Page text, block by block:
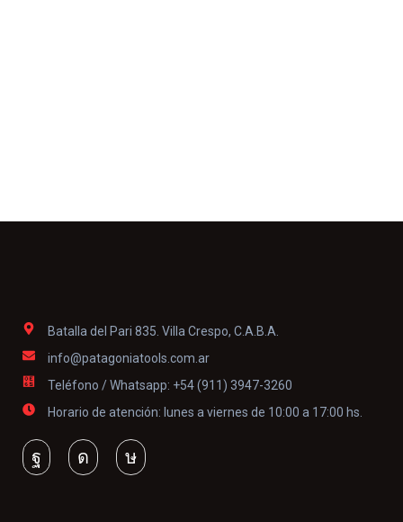
Batalla del Pari 835. Villa Crespo, C.A.B.A.
info@patagoniatools.com.ar
Teléfono / Whatsapp: +54 (911) 3947-3260
Horario de atención: lunes a viernes de 10:00 a 17:00 hs.